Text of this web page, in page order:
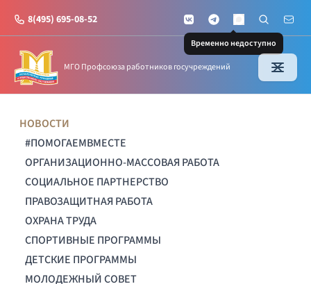
8(495) 695-08-52 VKontakteTelegramMAX
Временно недоступно
Поиск по
Почта
МГО Профсоюза работников госучреждений
НОВОСТИ
#ПОМОГАЕМВМЕСТЕ
ОРГАНИЗАЦИОННО-МАССОВАЯ РАБОТА
СОЦИАЛЬНОЕ ПАРТНЕРСТВО
ПРАВОЗАЩИТНАЯ РАБОТА
ОХРАНА ТРУДА
СПОРТИВНЫЕ ПРОГРАММЫ
ДЕТСКИЕ ПРОГРАММЫ
МОЛОДЕЖНЫЙ СОВЕТ